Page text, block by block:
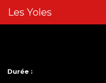
Les Yoles
Durée :